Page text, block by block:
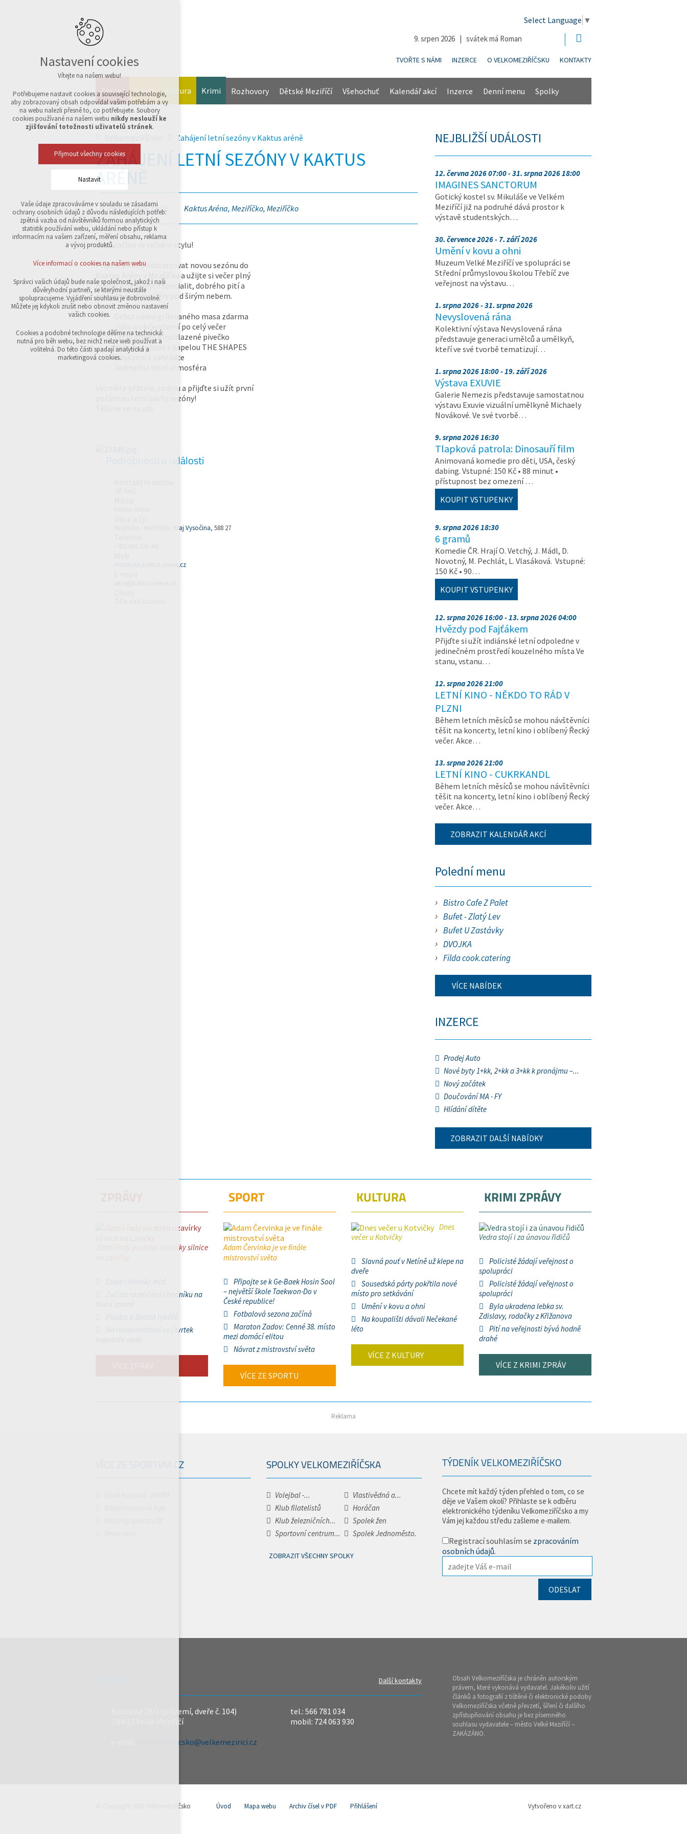
Select Language ▼
9. srpen 2026 | svátek má Roman
TVOŘTE S NÁMI INZERCE O VELKOMEZIŘÍČSKU KONTAKTY
Zprávy Sport Kultura Krimi Rozhovory Dětské Meziříčí Všehochuť Kalendář akcí Inzerce Denní menu Spolky
Zahájení letní sezóny v Kaktus aréně
ZAHÁJENÍ LETNÍ SEZÓNY V KAKTUS
ARÉNĚ
5. června 2026 18:00 Kaktus Aréna, Meziříčko, Meziříčko
Léto začíná ve velkém stylu!
Přijďte s námi odstartovat novou sezónu do
Kaktus Arény v Mezříčku a užijte si večer plný
hudby, grilovaných specialit, dobrého pití a
pohodové atmosféry pod širým nebem.
Ochutnávka grilovaného masa zdarma
Jídlo a občerstvení po celý večer
Letní drinky a vychlazené pivečko
Večerní zábava s kapelou THE SHAPES
Posezení v zahrádce
Jedinečná letní atmosféra
Vezměte přátele, rodinu a přijďte si užít první
pořádnou letní párty sezóny!
Podrobnosti o události
Kraj Vysočina, 588 27
meziricko.kaktus-arena.cz
NEJBLIŽŠÍ UDÁLOSTI
12. června 2026 07:00 - 31. srpna 2026 18:00
IMAGINES SANCTORUM
Gotický kostel sv. Mikuláše ve Velkém
Meziříčí již na podruhé dává prostor k
výstavě studentských…
30. července 2026 - 7. září 2026
Umění v kovu a ohni
Muzeum Velké Meziříčí ve spolupráci se
Střední průmyslovou školou Třebíč zve
veřejnost na výstavu…
1. srpna 2026 - 31. srpna 2026
Nevyslovená rána
Kolektivní výstava Nevyslovená rána
představuje generaci umělců a umělkyň,
kteří ve své tvorbě tematizují…
1. srpna 2026 18:00 - 19. září 2026
Výstava EXUVIE
Galerie Nemezis představuje samostatnou
výstavu Exuvie vizuální umělkyně Michaely
Novákové. Ve své tvorbě…
9. srpna 2026 16:30
Tlapková patrola: Dinosauří film
Animovaná komedie pro děti, USA, český
dabing. Vstupné: 150 Kč • 88 minut •
přístupnost bez omezení …
KOUPIT VSTUPENKY
9. srpna 2026 18:30
6 gramů
Komedie ČR. Hrají O. Vetchý, J. Mádl, D.
Novotný, M. Pechlát, L. Vlasáková. Vstupné:
150 Kč • 90…
KOUPIT VSTUPENKY
12. srpna 2026 16:00 - 13. srpna 2026 04:00
Hvězdy pod Fajťákem
Přijďte si užít indiánské letní odpoledne v
jedinečném prostředí kouzelného místa Ve
stanu, vstanu…
12. srpna 2026 21:00
LETNÍ KINO - NĚKDO TO RÁD V
PLZNI
Během letních měsíců se mohou návštěvníci
těšit na koncerty, letní kino i oblíbený Řecký
večer. Akce…
13. srpna 2026 21:00
LETNÍ KINO - CUKRKANDL
Během letních měsíců se mohou návštěvníci
těšit na koncerty, letní kino i oblíbený Řecký
večer. Akce…
ZOBRAZIT KALENDÁŘ AKCÍ
Polední menu
Bistro Cafe Z Palet
Bufet - Zlatý Lev
Bufet U Zastávky
DVOJKA
Filda cook.catering
VÍCE NABÍDEK
INZERCE
Prodej Auto
Nové byty 1+kk, 2+kk a 3+kk k pronájmu –...
Nový začátek
Doučování MA - FY
Hlídání dítěte
ZOBRAZIT DALŠÍ NABÍDKY
Jízdní řady po dobu uzavírky silnice
Začíná rozebírání chodníku na
Na Hornoměstské ve čtvrtek
SPORT
Adam Červinka je ve finále
mistrovství světa
Připojte se k Ge-Baek Hosin Sool
– největší škole Taekwon-Do v
České republice!
Fotbalová sezona začíná
Maraton Zadov: Cenné 38. místo
mezi domácí elitou
Návrat z mistrovství světa
VÍCE ZE SPORTU
KULTURA
Dnes
večer u Kotvičky
Slavná pouť v Netíně už klepe na
dveře
Sousedská párty pokřtila nové
místo pro setkávání
Umění v kovu a ohni
Na koupališti dávali Nečekané
léto
VÍCE Z KULTURY
KRIMI ZPRÁVY
Vedra stojí i za únavou řidičů
Policisté žádají veřejnost o
spolupráci
Policisté žádají veřejnost o
spolupráci
Byla ukradena lebka sv.
Zdislavy, rodačky z Křižanova
Pití na veřejnosti bývá hodně
drahé
VÍCE Z KRIMI ZPRÁV
Reklama
VÍCE ZE SPORTVM.CZ SPOLKY VELKOMEZIŘÍČSKA
Volejbal -...
Vlastivědná a...
Klub filatelistů
Horáčan
Klub železničních...
Spolek žen
Sportovní centrum...
Spolek Jednoměsto.
ZOBRAZIT VŠECHNY SPOLKY
TÝDENÍK VELKOMEZIŘÍČSKO
Chcete mít každý týden přehled o tom, co se
děje ve Vašem okolí? Přihlaste se k odběru
elektronického týdeníku Velkomeziříčsko a my
Vám jej každou středu zašleme e-mailem.
Registrací souhlasím se zpracováním
osobních údajů.
Další kontakty
Radnická 29/1 (přízemí, dveře č. 104)
594 13 Velké Meziříčí
velkomeziricsko@velkemezirici.cz
tel.: 566 781 034
mobil: 724 063 930
Obsah Velkomeziříčska je chráněn autorským
právem, které vykonává vydavatel. Jakékoliv užití
článků a fotografií z tištěné či elektronické podoby
Velkomeziříčska včetně převzetí, šíření či dalšího
zpřístupňování obsahu je bez písemného
souhlasu vydavatele – město Velké Meziříčí –
ZAKÁZÁNO.
© Copyright 2026 Velkomeziříčsko Úvod Mapa webu Archiv čísel v PDF Přihlášení Vytvořeno v xart.cz
Nastavení cookies
Vítejte na našem webu!
Potřebujeme nastavit cookies a související technologie,
aby zobrazovaný obsah odpovídal vašim potřebám a vy
na webu nalezli přesně to, co potřebujete. Soubory
cookies používané na našem webu nikdy neslouží ke
zjišťování totožnosti uživatelů stránek.
Přijmout všechny cookies
Nastavit
Technická cookies
nutná pro provozování webu
udržení kontextu stránek (session): případná
přihlášení, volby jazyka, apod.
analytická pro anonymizované vyhodnocení
návštěvnosti
marketingová cookies (Google,Sklik)
Více informací o cookies na našem webu
Přijmout všechny cookies
Odmítnout vše
Vaše údaje zpracováváme v souladu se zásadami
ochrany osobních údajů z důvodu následujících potřeb:
zpětná vazba od návštěvníků formou analytických
statistik používání webu, ukládání nebo přístup k
informacím na vašem zařízení, měření obsahu, reklama
a vývoj produktů.
Více informací o cookies na našem webu
Správci vašich údajů bude naše společnost, jakož i naši
důvěryhodní partneři, se kterými neustále
spolupracujeme. Vyjádření souhlasu je dobrovolné.
Můžete jej kdykoli zrušit nebo obnovit změnou nastavení
vašich cookies.
Cookies a podobné technologie dělíme na technická:
nutná pro běh webu, bez nichž nelze web používat a
volitelná. Do této části spadají analytická a
marketingová cookies.